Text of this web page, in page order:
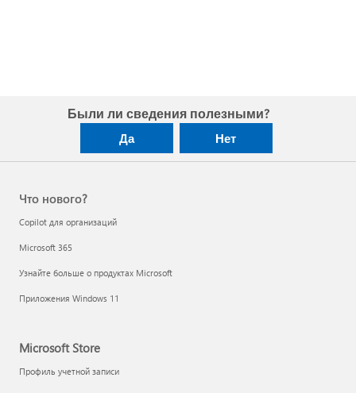
Были ли сведения полезными?
Да Нет
Что нового?
Copilot для организаций
Microsoft 365
Узнайте больше о продуктах Microsoft
Приложения Windows 11
Microsoft Store
Профиль учетной записи